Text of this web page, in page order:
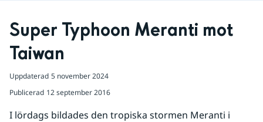
Super Typhoon Meranti mot
Taiwan
Uppdaterad 5 november 2024
Publicerad 12 september 2016
I lördags bildades den tropiska stormen Meranti i